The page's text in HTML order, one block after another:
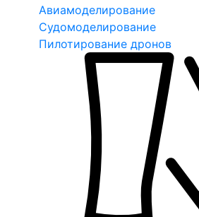
Авиамоделирование
Судомоделирование
Пилотирование дронов